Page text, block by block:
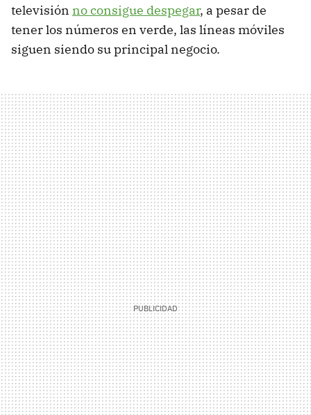
televisión no consigue despegar, a pesar de
tener los números en verde, las líneas móviles
siguen siendo su principal negocio.